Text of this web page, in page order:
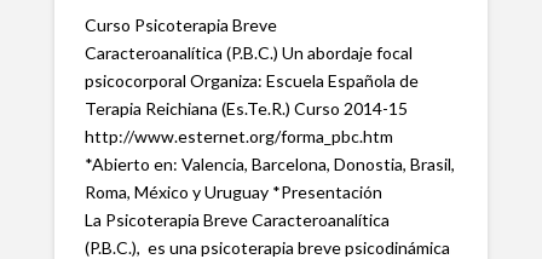
Curso Psicoterapia Breve
Caracteroanalítica (P.B.C.) Un abordaje focal
psicocorporal Organiza: Escuela Española de
Terapia Reichiana (Es.Te.R.) Curso 2014-15
http://www.esternet.org/forma_pbc.htm
*Abierto en: Valencia, Barcelona, Donostia, Brasil,
Roma, México y Uruguay *Presentación
La Psicoterapia Breve Caracteroanalítica
(P.B.C.), es una psicoterapia breve psicodinámica